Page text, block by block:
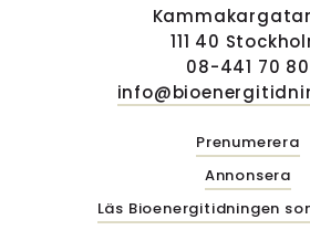
111 40
08-441 70 80
Prenumerera
Annonsera
Läs Bioenergitidningen